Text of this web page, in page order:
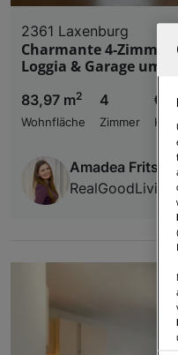
2361 Laxenburg
Charmante 4-
Loggia & Garage um
83,97 m2
Wohnfläche
4
Zimmer
€
Amadea Fritsch